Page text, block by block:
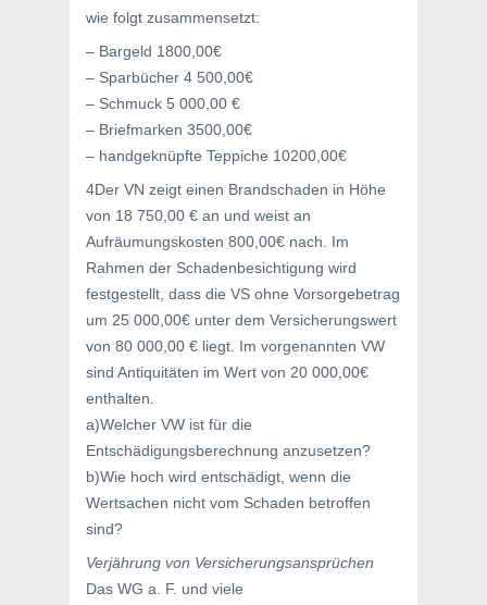
wie folgt zusammensetzt:
– Bargeld 1800,00€
– Sparbücher 4 500,00€
– Schmuck 5 000,00 €
– Briefmarken 3500,00€
– handgeknüpfte Teppiche 10200,00€
4Der VN zeigt einen Brandschaden in Höhe
von 18 750,00 € an und weist an
Aufräumungskosten 800,00€ nach. Im
Rahmen der Schadenbesichtigung wird
festgestellt, dass die VS ohne Vorsorgebetrag
um 25 000,00€ unter dem Versicherungswert
von 80 000,00 € liegt. Im vorgenannten VW
sind Antiquitäten im Wert von 20 000,00€
enthalten.
a)Welcher VW ist für die
Entschädigungsberechnung anzusetzen?
b)Wie hoch wird entschädigt, wenn die
Wertsachen nicht vom Schaden betroffen
sind?
Verjährung von Versicherungsansprüchen
Das WG a. F. und viele